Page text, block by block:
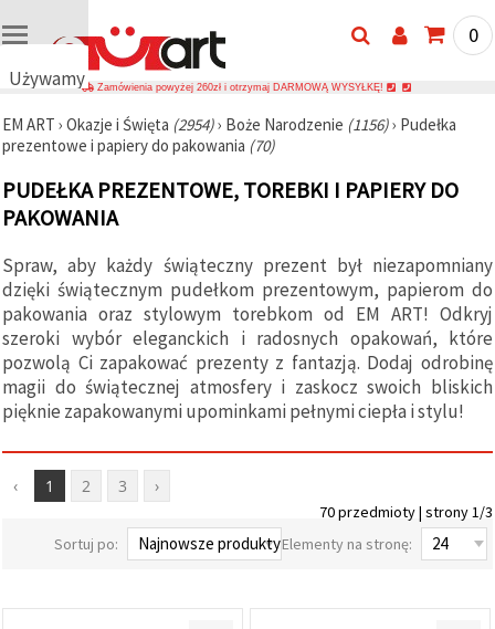
Używamy
cookie
🍪
plików
cookie i
podobnych
aby
zapewnić
prawidłowe
działanie
strony
internetowej,
poprawić
komfort
korzystania
z niej oraz,
zgodą,
analizować
ruch i
trafne treści
0
Zamówienia powyżej 260zł i otrzymaj DARMOWĄ WYSYŁKĘ!
EM ART › Okazje i Święta (2954)› Boże Narodzenie (1156)› Pudełka
prezentowe i papiery do pakowania (70)
PUDEŁKA PREZENTOWE, TOREBKI I PAPIERY DO
PAKOWANIA
Spraw, aby każdy świąteczny prezent był niezapomniany
dzięki świątecznym pudełkom prezentowym, papierom do
pakowania oraz stylowym torebkom od EM ART! Odkryj
szeroki wybór eleganckich i radosnych opakowań, które
pozwolą Ci zapakować prezenty z fantazją. Dodaj odrobinę
magii do świątecznej atmosfery i zaskocz swoich bliskich
pięknie zapakowanymi upominkami pełnymi ciepła i stylu!
‹ 1 2 3 ›
70 przedmioty | strony 1/3
Sortuj po:
Elementy na stronę: